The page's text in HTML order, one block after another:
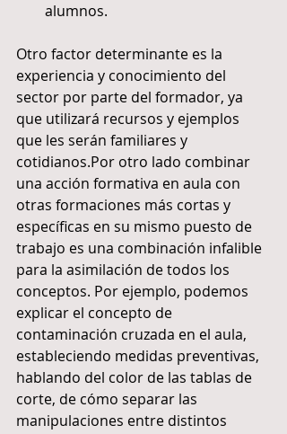
alumnos.
Otro factor determinante es la
experiencia y conocimiento del
sector por parte del formador, ya
que utilizará recursos y ejemplos
que les serán familiares y
cotidianos.Por otro lado combinar
una acción formativa en aula con
otras formaciones más cortas y
específicas en su mismo puesto de
trabajo es una combinación infalible
para la asimilación de todos los
conceptos. Por ejemplo, podemos
explicar el concepto de
contaminación cruzada en el aula,
estableciendo medidas preventivas,
hablando del color de las tablas de
corte, de cómo separar las
manipulaciones entre distintos